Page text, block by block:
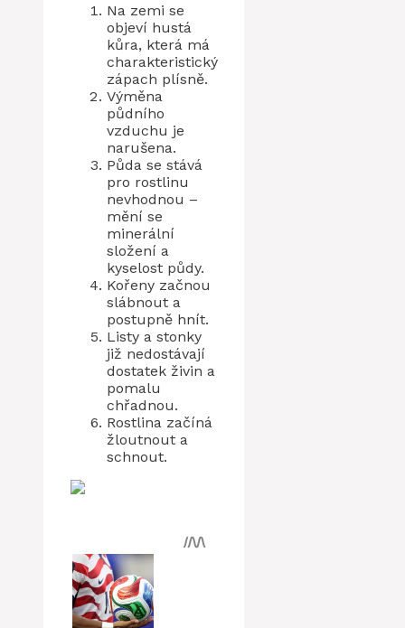
Na zemi se
objeví hustá
kůra, která má
charakteristický
zápach plísně.
Výměna
půdního
vzduchu je
narušena.
Půda se stává
pro rostlinu
nevhodnou –
mění se
minerální
složení a
kyselost půdy.
Kořeny začnou
slábnout a
postupně hnít.
Listy a stonky
již nedostávají
dostatek živin a
pomalu
chřadnou.
Rostlina začíná
žloutnout a
schnout.